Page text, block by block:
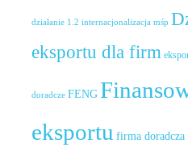
działanie 1.2 internacjonalizacja mśp
eksportu dla firm
doradcze FENG
eksportu firma